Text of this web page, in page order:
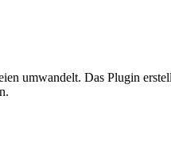
umwandelt. Das Plugin